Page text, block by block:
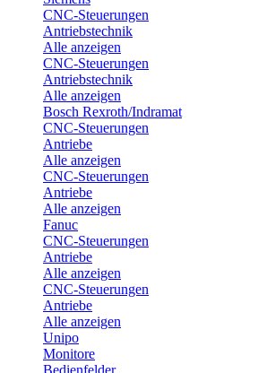
CNC-Steuerungen
Antriebstechnik
Alle anzeigen
CNC-Steuerungen
Antriebstechnik
Alle anzeigen
Bosch Rexroth/Indramat
CNC-Steuerungen
Antriebe
Alle anzeigen
CNC-Steuerungen
Antriebe
Alle anzeigen
Fanuc
CNC-Steuerungen
Antriebe
Alle anzeigen
CNC-Steuerungen
Antriebe
Alle anzeigen
Unipo
Monitore
Bedienfelder